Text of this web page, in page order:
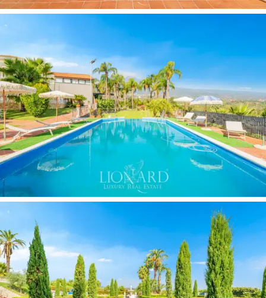
ebédlőként használtpanorámás teraszra, melyen
dupla lépcső vezet a parkba és a medence területére.
A fő villa belső terei a legapróbb részletekig
gondozottak,a modern és dizájnos bútorok
összhangban állnak a finomfehér márványpadlóval és
falakkal, valamint a környező természettel, amelya
nagy panorámaablakokból tör elő.
A főépítménytől elkülönül avendégház, mely
összesen6 újonnan épült parkettás hálószobát,
saját fürdőszobát és kültéri teret,
2 felszerelt
konyhát
400 nm-es úszómedencét
és 500 férőhelyes. nm kültériparkoló.A belső tereket
csodálatos, 300 nm-es, modern és kifinomult
dizájnú, világos fával díszített étteremteszi teljessé
, központi felfüggesztett kandallóval,bárral,
amerikai konyhával,szabadtéri úszómedencévelés
nagy kerttel parkolóval. .